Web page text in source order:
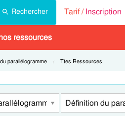
Rechercher Tarif /Inscription
ressources
parallélogramme Current:
Ttes Ressources